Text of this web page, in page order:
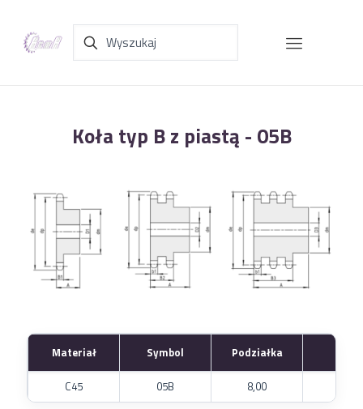
Koła typ B z piastą - 05B
Materiał Symbol Podziałka
C45 05B 8,00